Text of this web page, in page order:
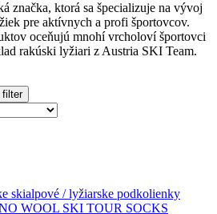
značka, ktorá sa špecializuje na vývoj
pre aktívnych a profi športovcov.
oceňujú mnohí vrcholoví športovci
rakúski lyžiari z Austria SKI Team.